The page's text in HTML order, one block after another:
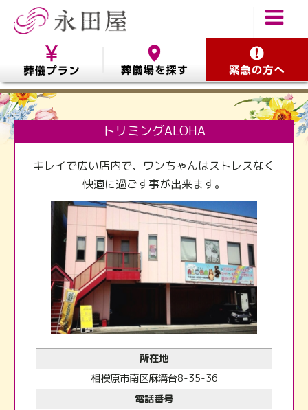
トリミングALOHA
キレイで広い店内で、ワンちゃんはストレスなく
快適に過ごす事が出来ます。
所在地
相模原市南区麻溝台8-35-36
電話番号